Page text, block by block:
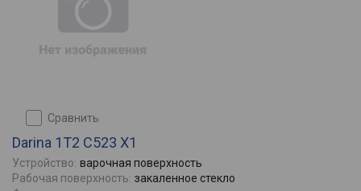
сравнить
Darina 1T2 C523 X1
Устройство: варочная поверхность
Рабочая поверхность: закаленное стекло